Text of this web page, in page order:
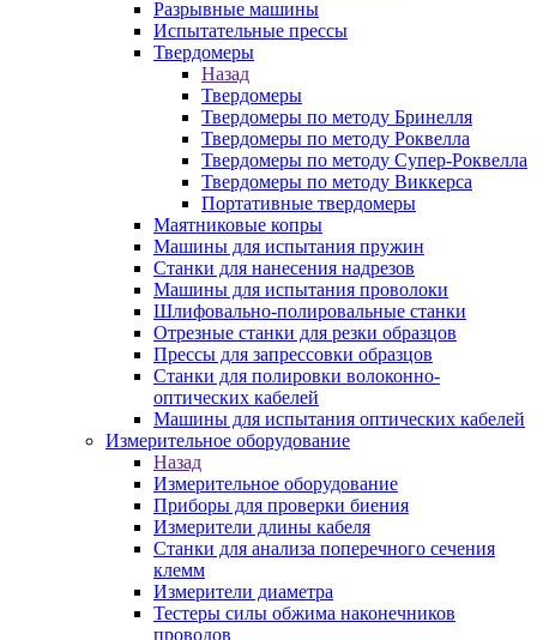
Разрывные машины
Испытательные прессы
Твердомеры
Назад
Твердомеры
Твердомеры по методу Бринелля
Твердомеры по методу Роквелла
Твердомеры по методу Супер-Роквелла
Твердомеры по методу Виккерса
Портативные твердомеры
Маятниковые копры
Машины для испытания пружин
Станки для нанесения надрезов
Машины для испытания проволоки
Шлифовально-полировальные станки
Отрезные станки для резки образцов
Прессы для запрессовки образцов
Станки для полировки волоконно-
оптических кабелей
Машины для испытания оптических кабелей
Измерительное оборудование
Назад
Измерительное оборудование
Приборы для проверки биения
Измерители длины кабеля
Станки для анализа поперечного сечения
клемм
Измерители диаметра
Тестеры силы обжима наконечников
проводов